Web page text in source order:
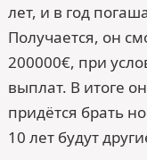
лет, и в год
Получается, он
200000€, при
выплат. В итоге
придётся брать
10 лет будут